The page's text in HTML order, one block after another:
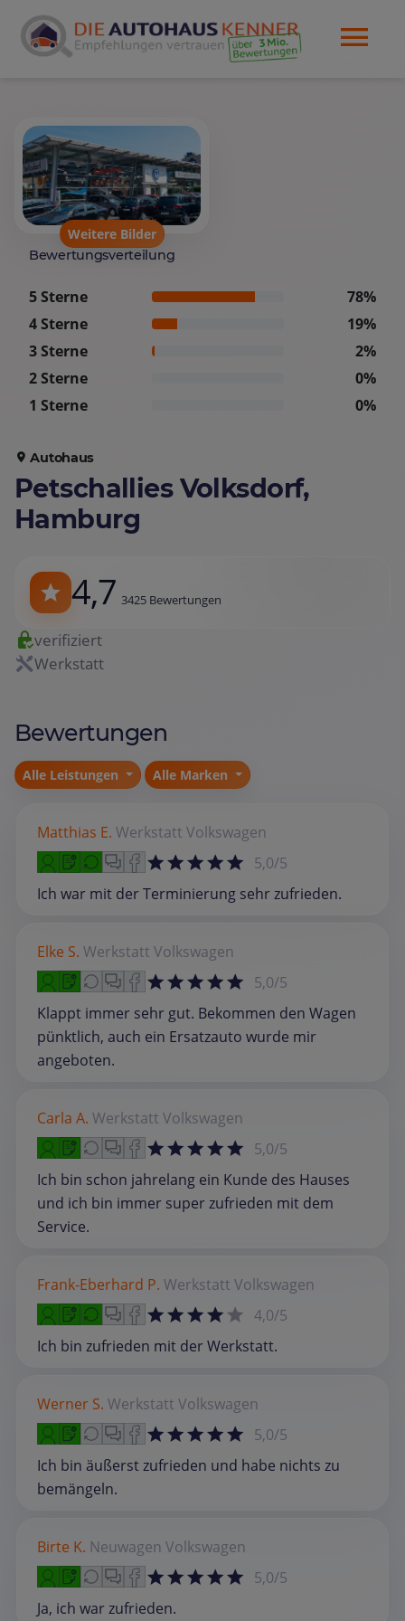
Weitere Bilder
Bewertungsverteilung
5 Sterne
78%
4 Sterne
19%
3 Sterne
2%
2 Sterne
0%
1 Sterne
0%
Autohaus
Petschallies Volksdorf,
Hamburg
4,7 3425 Bewertungen
verifiziert
Werkstatt
Bewertungen
Alle Leistungen Alle Marken
Matthias E. Werkstatt Volkswagen
5,0/5
Ich war mit der Terminierung sehr zufrieden.
Elke S. Werkstatt Volkswagen
5,0/5
Klappt immer sehr gut. Bekommen den Wagen
pünktlich, auch ein Ersatzauto wurde mir
angeboten.
Carla A. Werkstatt Volkswagen
5,0/5
Ich bin schon jahrelang ein Kunde des Hauses
und ich bin immer super zufrieden mit dem
Service.
Frank-Eberhard P. Werkstatt Volkswagen
4,0/5
Ich bin zufrieden mit der Werkstatt.
Werner S. Werkstatt Volkswagen
5,0/5
Ich bin äußerst zufrieden und habe nichts zu
bemängeln.
Birte K. Neuwagen Volkswagen
5,0/5
Ja, ich war zufrieden.